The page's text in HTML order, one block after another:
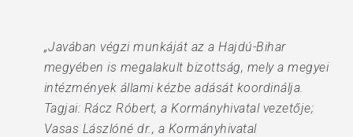
„Javában végzi munkáját az a Hajdú-Bihar
megyében is megalakult bizottság, mely a megyei
intézmények állami kézbe adását koordinálja.
Tagjai: Rácz Róbert, a Kormányhivatal vezetője;
Vasas Lászlóné dr., a Kormányhivatal